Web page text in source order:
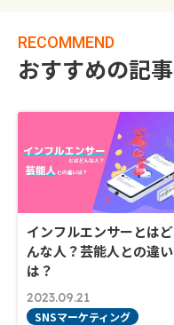
RECOMMEND
おすすめの記事
インフルエンサーとはど
んな人？芸能人との違い
は？
2023.09.21
SNSマーケティング